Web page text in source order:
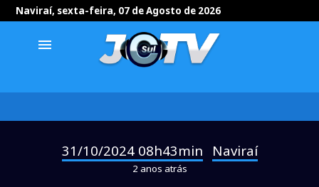
Naviraí, sexta-feira, 07 de Agosto de 2026
menu
31/10/2024 08h43min Naviraí
2 anos atrás